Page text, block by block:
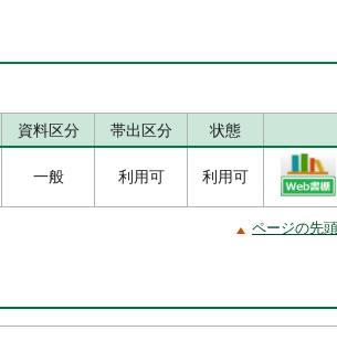
資料区分 帯出区分 状態
一般 利用可 利用可
ページの先